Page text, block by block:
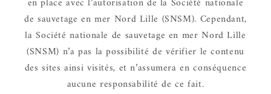
de sauve­tage en mer Nord Lille (SNSM). Cepen­dant,
la Société natio­nale de sauve­tage en mer Nord Lille
(SNSM) n’a pas la possi­bi­lité de véri­fier le contenu
des sites ainsi visi­tés, et n’as­su­mera en consé­quence
aucune respon­sa­bi­lité de ce fait.